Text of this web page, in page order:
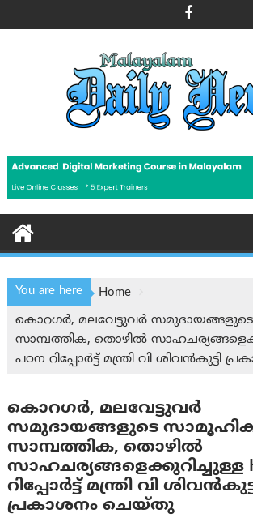
to
You are here
Home
കൊറഗർ, മലവേട്ടുവർ
സാമ്പത്തിക, തൊഴിൽ
പഠന റിപ്പോർട്ട് മന്ത്രി വി ശിവന്‍‌കുട്ടി
കൊറഗർ, മലവേട്ടുവർ
സമുദായങ്ങളുടെ
സാമ്പത്തിക, തൊഴിൽ
സാഹചര്യങ്ങളെക്കുറിച്ചുള്ള
റിപ്പോർട്ട് മന്ത്രി വി
പ്രകാശനം ചെയ്തു